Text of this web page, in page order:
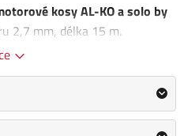
kosy AL-KO a solo by
2,7 mm, délka 15 m.